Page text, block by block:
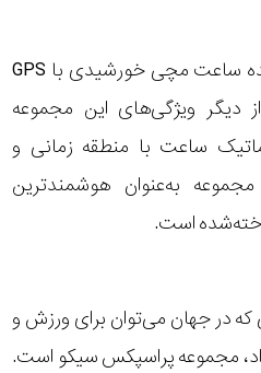
سیکو به‌عنوان اولین تولیدکننده ساعت مچی خورشیدی با GPS
دیگر ویژگی‌های این مجموعه
ساعت با منطقه زمانی و
به‌عنوان هوشمندترین
است.
در جهان می‌توان برای ورزش و
مجموعه پراسپکس سیکو است.